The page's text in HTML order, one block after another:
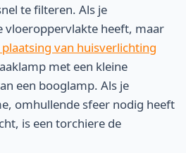
te filteren. Als je
heeft, maar
van huisverlichting
met een kleine
een booglamp. Als je
omhullende sfeer nodig heeft
is een torchiere de